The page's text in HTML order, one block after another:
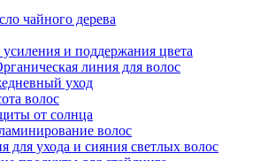
чайного дерева
и поддержания цвета
линия для волос
уход
волос
от солнца
волос
для ухода и сияния светлых волос